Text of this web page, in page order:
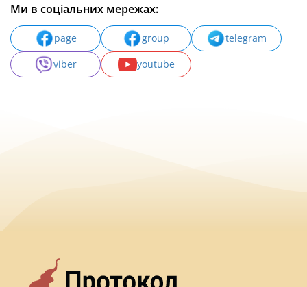
Ми в соціальних мережах:
page group
telegram
viber
youtube